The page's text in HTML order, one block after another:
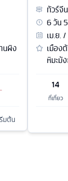
นผิง
มต้น
ทัวร์จีน
6วัน5
เม.ย.
เมือง
หิมะมั
14
ที่เที่ยว